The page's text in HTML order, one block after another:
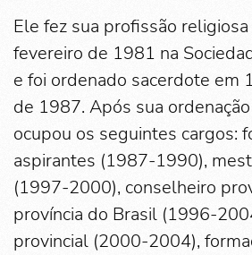
Ele fez sua profissão
fevereiro de 1981 na
e foi ordenado sacerdote em
de 1987. Após sua
ocupou os seguintes cargos:
aspirantes (1987-1990),
(1997-2000), conselheiro
província do Brasil (1996-
provincial (2000-2004),